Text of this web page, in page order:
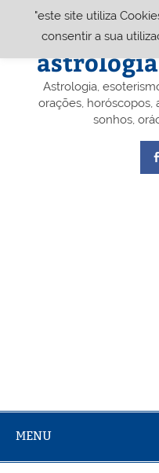
Portal
Astrologia,
orações, horóscopos,
sonhos,
MENU
"este site utiliza
consentir a sua